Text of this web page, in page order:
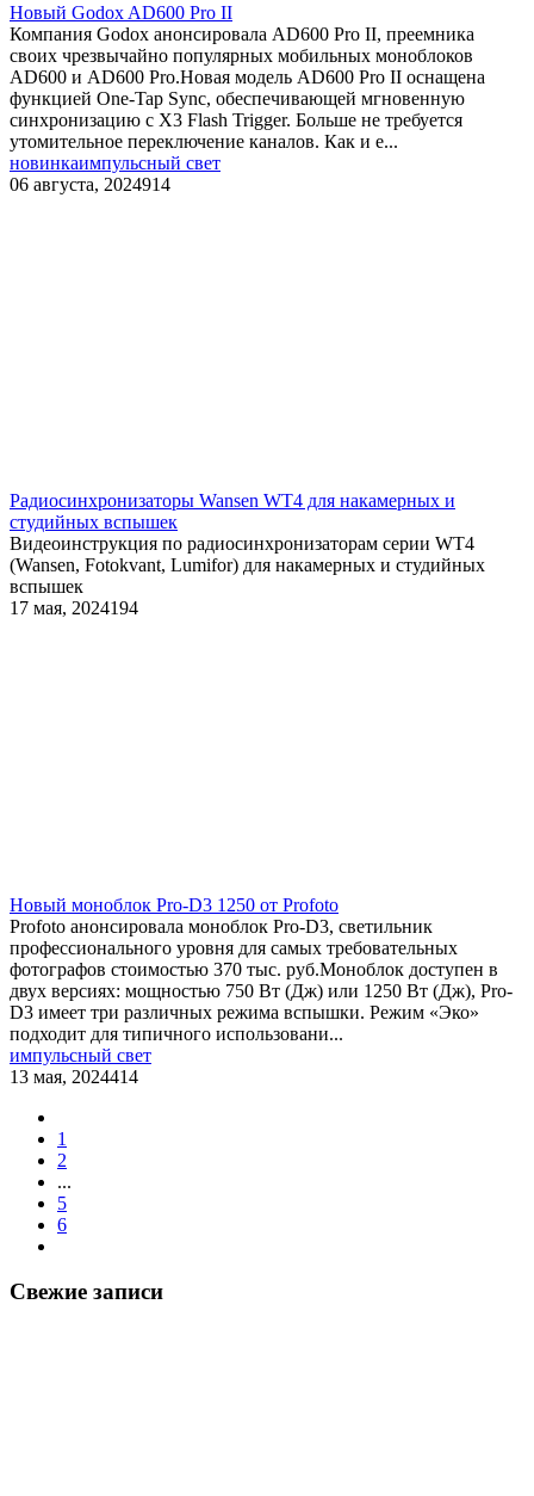
Новый Godox AD600 Pro II
Компания Godox анонсировала AD600 Pro II, преемника
своих чрезвычайно популярных мобильных моноблоков
AD600 и AD600 Pro.Новая модель AD600 Pro II оснащена
функцией One-Tap Sync, обеспечивающей мгновенную
синхронизацию с X3 Flash Trigger. Больше не требуется
утомительное переключение каналов. Как и е...
новинкаимпульсный свет
06 августа, 2024914
Радиосинхронизаторы Wansen WT4 для накамерных и
студийных вспышек
Видеоинструкция по радиосинхронизаторам серии WT4
(Wansen, Fotokvant, Lumifor) для накамерных и студийных
вспышек
17 мая, 2024194
Новый моноблок Pro-D3 1250 от Profoto
Profoto анонсировала моноблок Pro-D3, светильник
профессионального уровня для самых требовательных
фотографов стоимостью 370 тыс. руб.Моноблок доступен в
двух версиях: мощностью 750 Вт (Дж) или 1250 Вт (Дж), Pro-
D3 имеет три различных режима вспышки. Режим «Эко»
подходит для типичного использовани...
импульсный свет
13 мая, 2024414
1
2
...
5
6
Свежие записи